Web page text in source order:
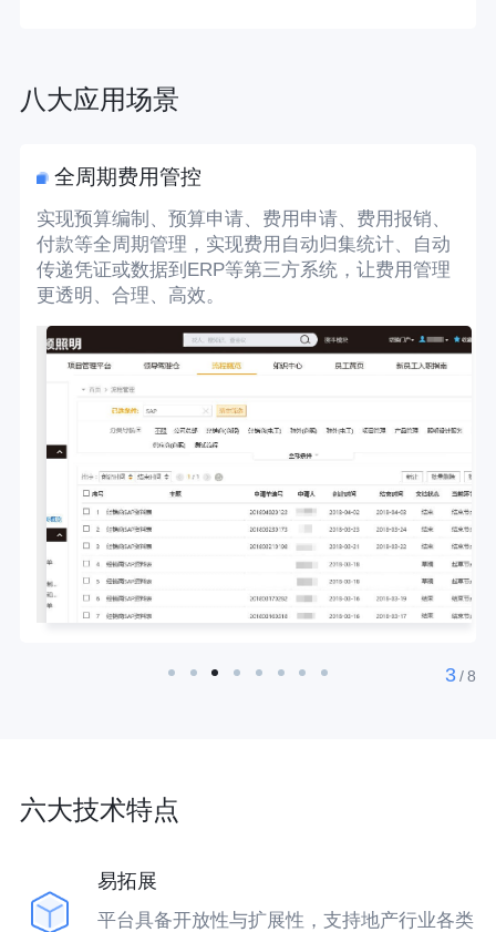
八大应用场景
全周期费用管控
实现预算编制、预算申请、费用申请、费用报销、
付款等全周期管理，实现费用自动归集统计、自动
传递凭证或数据到ERP等第三方系统，让费用管理
更透明、合理、高效。
3/8
六大技术特点
易拓展
平台具备开放性与扩展性，支持地产行业各类